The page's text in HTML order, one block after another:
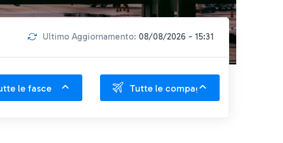
Ultimo Aggiornamento: 08/08/2026 - 15:31
le fasce Tutte le compagnie